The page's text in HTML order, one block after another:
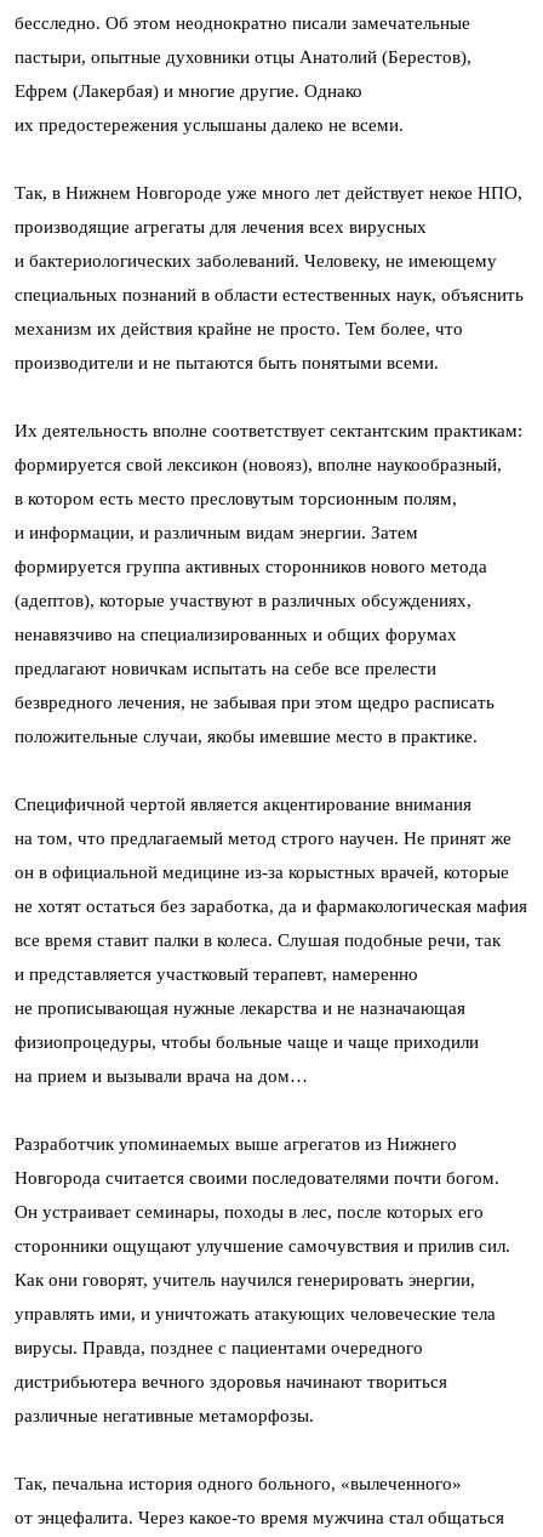
бесследно. Об этом неоднократно писали замечательные
пастыри, опытные духовники отцы Анатолий (Берестов),
Ефрем (Лакербая) и многие другие. Однако
их предостережения услышаны далеко не всеми.
Так, в Нижнем Новгороде уже много лет действует некое НПО,
производящие агрегаты для лечения всех вирусных
и бактериологических заболеваний. Человеку, не имеющему
специальных познаний в области естественных наук, объяснить
механизм их действия крайне не просто. Тем более, что
производители и не пытаются быть понятыми всеми.
Их деятельность вполне соответствует сектантским практикам:
формируется свой лексикон (новояз), вполне наукообразный,
в котором есть место пресловутым торсионным полям,
и информации, и различным видам энергии. Затем
формируется группа активных сторонников нового метода
(адептов), которые участвуют в различных обсуждениях,
ненавязчиво на специализированных и общих форумах
предлагают новичкам испытать на себе все прелести
безвредного лечения, не забывая при этом щедро расписать
положительные случаи, якобы имевшие место в практике.
Специфичной чертой является акцентирование внимания
на том, что предлагаемый метод строго научен. Не принят же
он в официальной медицине из-за корыстных врачей, которые
не хотят остаться без заработка, да и фармакологическая мафия
все время ставит палки в колеса. Слушая подобные речи, так
и представляется участковый терапевт, намеренно
не прописывающая нужные лекарства и не назначающая
физиопроцедуры, чтобы больные чаще и чаще приходили
на прием и вызывали врача на дом…
Разработчик упоминаемых выше агрегатов из Нижнего
Новгорода считается своими последователями почти богом.
Он устраивает семинары, походы в лес, после которых его
сторонники ощущают улучшение самочувствия и прилив сил.
Как они говорят, учитель научился генерировать энергии,
управлять ими, и уничтожать атакующих человеческие тела
вирусы. Правда, позднее с пациентами очередного
дистрибьютера вечного здоровья начинают твориться
различные негативные метаморфозы.
Так, печальна история одного больного, «вылеченного»
от энцефалита. Через какое-то время мужчина стал общаться